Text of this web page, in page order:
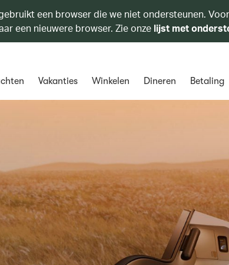
een browser die we niet ondersteunen.
een nieuwere browser. Zie onze lijst met
Vakanties Winkelen Dineren Betaling